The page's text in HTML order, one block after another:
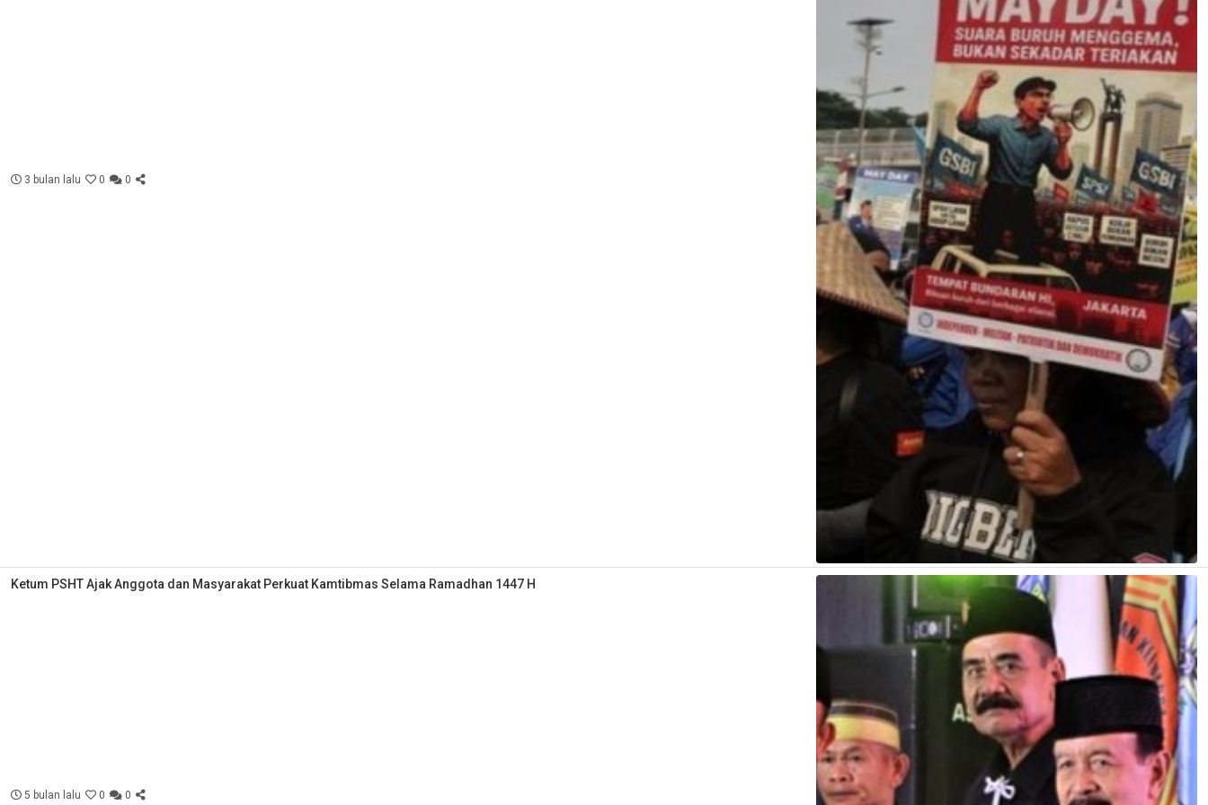
3 bulan lalu 0 0
Ketum PSHT Ajak Anggota dan Masyarakat Perkuat Kamtibmas Selama Ramadhan 1447 H
5 bulan lalu 0 0